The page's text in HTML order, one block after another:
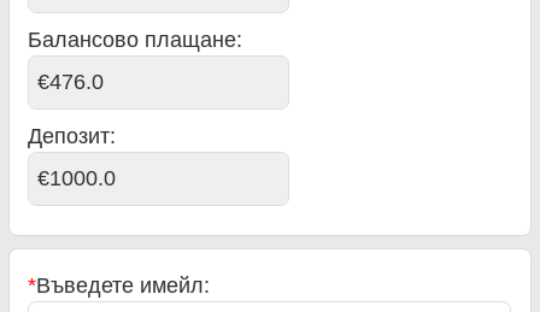
Балансово плащане:
€476.0
Депозит:
€1000.0
*Въведете имейл: